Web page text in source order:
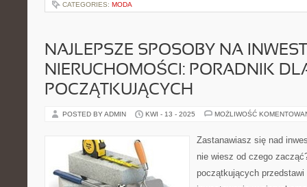
CATEGORIES: MODA
NAJLEPSZE SPOSOBY NA
NIERUCHOMOŚCI: PORADNIK
POCZĄTKUJĄCYCH
POSTED BY ADMIN KWI - 13 - 2025 MOŻLIWOŚĆ
Zastanawiasz się nad
nie wiesz od czego
początkujących